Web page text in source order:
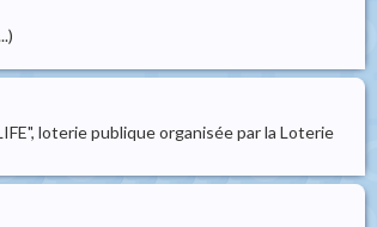
loterie publique organisée par la Loterie